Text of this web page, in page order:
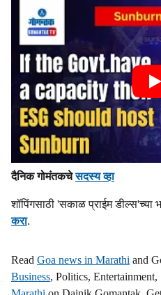
दैनिक गोमंतकचेसदस्य व्हा
शॉपिंगसाठी 'सकाळ प्राईम डील्स'च्या
करा.
Read Goa news in Marathi and
Business, Politics, Entertainment,